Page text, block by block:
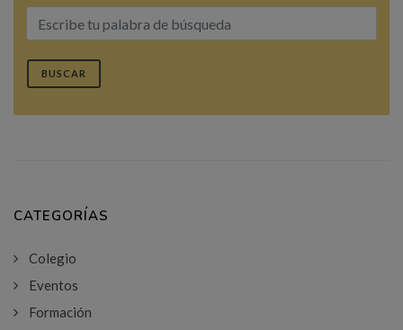
BUSCAR
CATEGORÍAS
Colegio
Eventos
Formación